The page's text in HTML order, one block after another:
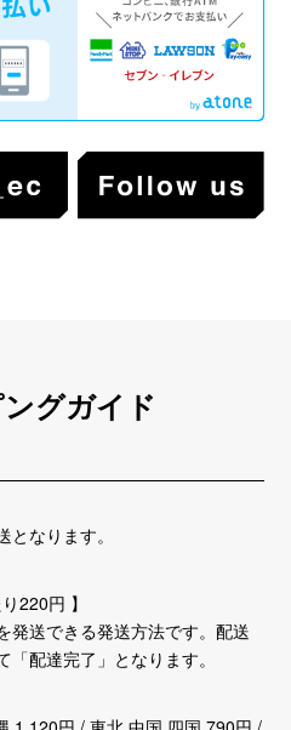
グガイド
なります。
220円 】
発送できる発送方法です。配送
配達完了」となります。